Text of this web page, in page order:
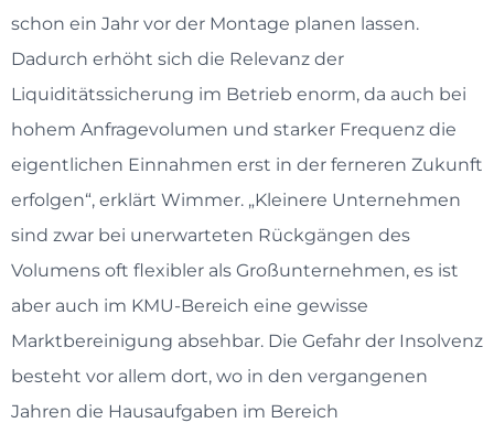
schon ein Jahr vor der Montage planen lassen.
Dadurch erhöht sich die Relevanz der
Liquiditätssicherung im Betrieb enorm, da auch bei
hohem Anfragevolumen und starker Frequenz die
eigentlichen Einnahmen erst in der ferneren Zukunft
erfolgen“, erklärt Wimmer. „Kleinere Unternehmen
sind zwar bei unerwarteten Rückgängen des
Volumens oft flexibler als Großunternehmen, es ist
aber auch im KMU-Bereich eine gewisse
Marktbereinigung absehbar. Die Gefahr der Insolvenz
besteht vor allem dort, wo in den vergangenen
Jahren die Hausaufgaben im Bereich